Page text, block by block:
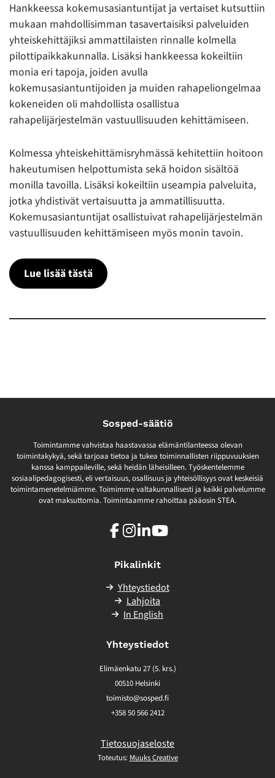
Hankkeessa kokemusasiantuntijat ja vertaiset kutsuttiin
mukaan mahdollisimman tasavertaisiksi palveluiden
yhteiskehittäjiksi ammattilaisten rinnalle kolmella
pilottipaikkakunnalla. Lisäksi hankkeessa kokeiltiin
monia eri tapoja, joiden avulla
kokemusasiantuntijoiden ja muiden rahapeliongelmaa
kokeneiden oli mahdollista osallistua
rahapelijärjestelmän vastuullisuuden kehittämiseen.
Kolmessa yhteiskehittämisryhmässä kehitettiin hoitoon
hakeutumisen helpottumista sekä hoidon sisältöä
monilla tavoilla. Lisäksi kokeiltiin useampia palveluita,
jotka yhdistivät vertaisuutta ja ammatillisuutta.
Kokemusasiantuntijat osallistuivat rahapelijärjestelmän
vastuullisuuden kehittämiseen myös monin tavoin.
Lue lisää tästä
Sosped-säätiö
Toimintamme vahvistaa haastavassa elämäntilanteessa olevan
toimintakykyä, sekä tarjoaa tietoa ja tukea toiminnallisten riippuvuuksien
kanssa kamppaileville, sekä heidän läheisilleen. Työskentelemme
sosiaalipedagogisesti, eli vertaisuus, osallisuus ja yhteisöllisyys ovat keskeisiä
toimintamenetelmiämme. Toimimme valtakunnallisesti ja kaikki palvelumme
ovat maksuttomia. Toimintaamme rahoittaa pääosin STEA.
Facebook
Instagram
LinkedInYoutube
Pikalinkit
Yhteystiedot
Lahjoita
In English
Yhteystiedot
Elimäenkatu 27 (5. krs.)
00510 Helsinki
toimisto@sosped.fi
+358 50 566 2412
Tietosuojaseloste
Toteutus: Muuks Creative